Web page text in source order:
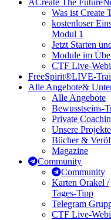
Was ist Create
kostenloser
Modul 1
Jetzt Starten
Module im
CTF Live-
FreeSpirit®LIVE-
Alle Angebote&
Alle Angebote
Bewusstseins-
Private
Unsere Projekte
Bücher &
Magazine
Community
Community
Karten Orakel /
Tages-Tipp
Telegram
CTF Live-